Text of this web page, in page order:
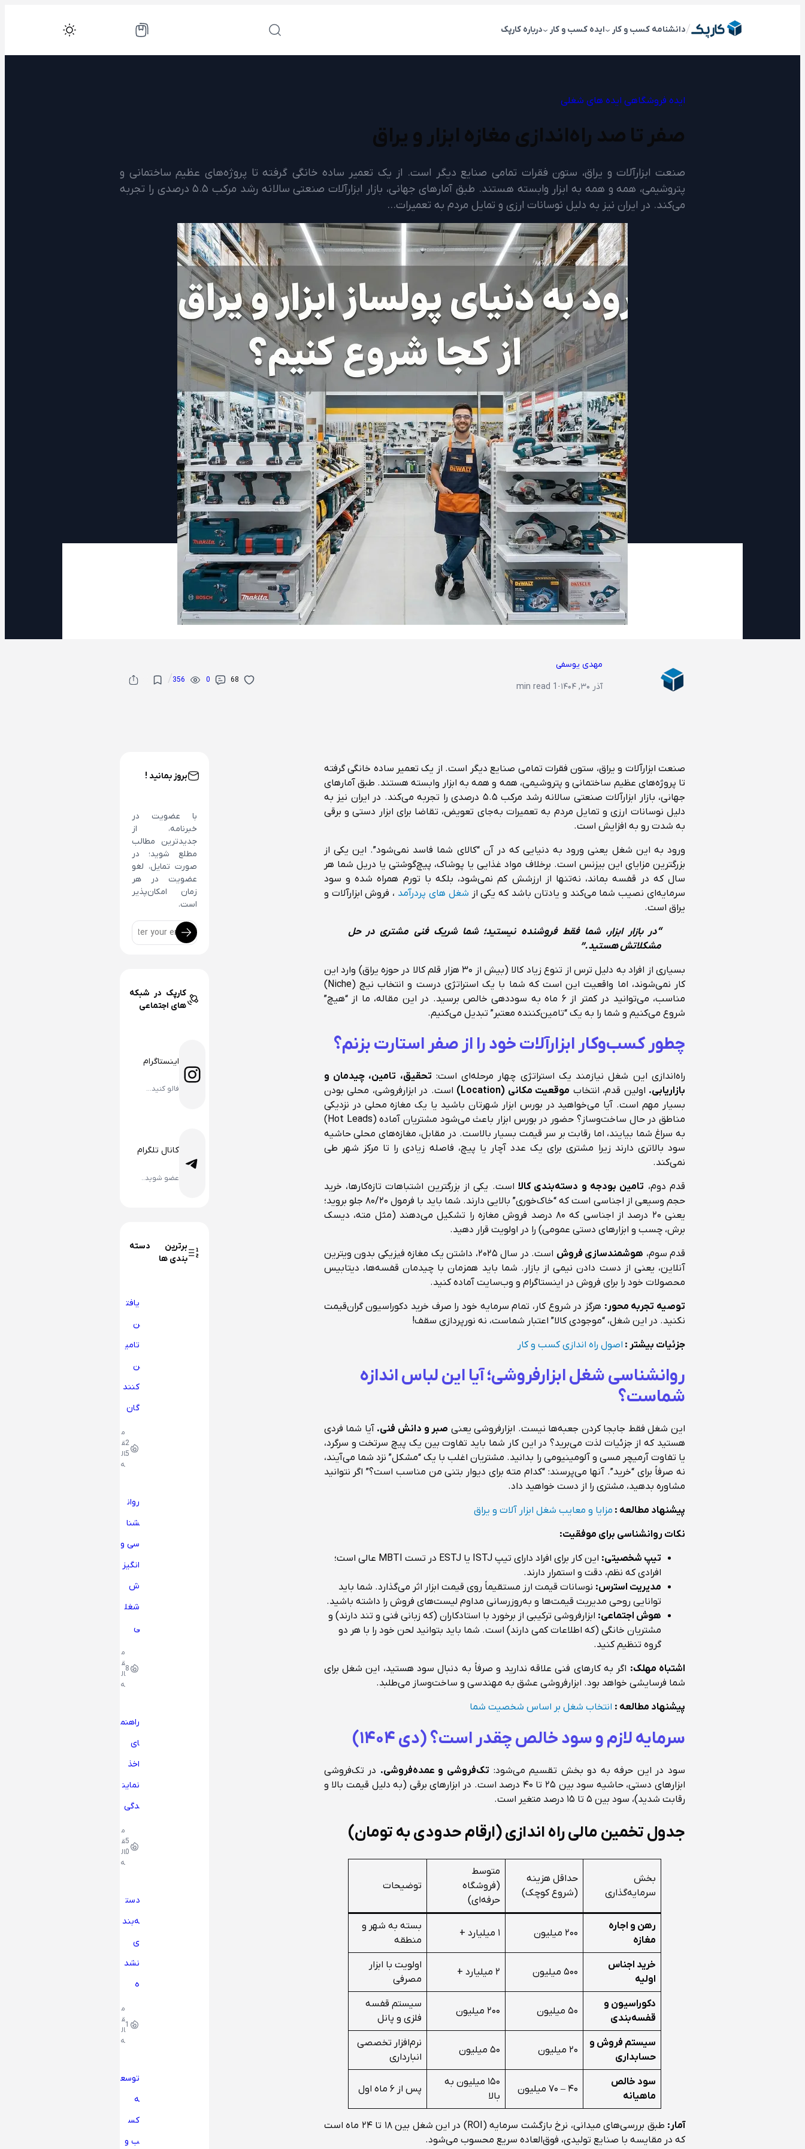
/دانشنامه کسب و کار ایده کسب و کار درباره کارپک
ایده فروشگاهی ایده های شغلی
صفر تا صد راه‌اندازی مغازه ابزار و یراق
صنعت ابزارآلات و یراق، ستون فقرات تمامی صنایع دیگر است. از یک تعمیر ساده خانگی گرفته تا پروژه‌های عظیم ساختمانی و
پتروشیمی، همه و همه به ابزار وابسته هستند. طبق آمارهای جهانی، بازار ابزارآلات صنعتی سالانه رشد مرکب ۵.۵ درصدی را تجربه
می‌کند. در ایران نیز به دلیل نوسانات ارزی و تمایل مردم به تعمیرات…
مهدی یوسفی
آذر ۳۰, ۱۴۰۴
·
1 min read
68
0
356
/
صنعت ابزارآلات و یراق، ستون فقرات تمامی صنایع دیگر است. از یک تعمیر ساده خانگی گرفته
تا پروژه‌های عظیم ساختمانی و پتروشیمی، همه و همه به ابزار وابسته هستند. طبق آمارهای
جهانی، بازار ابزارآلات صنعتی سالانه رشد مرکب ۵.۵ درصدی را تجربه می‌کند. در ایران نیز به
دلیل نوسانات ارزی و تمایل مردم به تعمیرات به‌جای تعویض، تقاضا برای ابزار دستی و برقی
به شدت رو به افزایش است.
ورود به این شغل یعنی ورود به دنیایی که در آن “کالای شما فاسد نمی‌شود”. این یکی از
بزرگترین مزایای این بیزنس است. برخلاف مواد غذایی یا پوشاک، پیچ‌گوشتی یا دریل شما هر
سال که در قفسه بماند، نه‌تنها از ارزشش کم نمی‌شود، بلکه با تورم همراه شده و سود
سرمایه‌ای نصیب شما می‌کند و یادتان باشد که یکی از شغل های پردرآمد ، فروش ابزارآلات و
یراق است.
“در بازار ابزار، شما فقط فروشنده نیستید؛ شما شریک فنی مشتری در حل
مشکلاتش هستید.”
بسیاری از افراد به دلیل ترس از تنوع زیاد کالا (بیش از ۳۰ هزار قلم کالا در حوزه یراق) وارد این
کار نمی‌شوند، اما واقعیت این است که شما با یک استراتژی درست و انتخاب نیچ (Niche)
مناسب، می‌توانید در کمتر از ۶ ماه به سوددهی خالص برسید. در این مقاله، ما از “هیچ”
شروع می‌کنیم و شما را به یک “تامین‌کننده معتبر” تبدیل می‌کنیم.
چطور کسب‌وکار ابزارآلات خود را از صفر استارت بزنم؟
راه‌اندازی این شغل نیازمند یک استراتژی چهار مرحله‌ای است: تحقیق، تامین، چیدمان و
بازاریابی. اولین قدم، انتخاب موقعیت مکانی (Location)
است. در ابزارفروشی، محلی بودن
بسیار مهم است. آیا می‌خواهید در بورس ابزار شهرتان باشید یا یک مغازه محلی در نزدیکی
مناطق در حال ساخت‌وساز؟ حضور در بورس ابزار باعث می‌شود مشتریان آماده (Hot Leads)
به سراغ شما بیایند، اما رقابت بر سر قیمت بسیار بالاست. در مقابل، مغازه‌های محلی حاشیه
سود بالاتری دارند زیرا مشتری برای یک عدد آچار یا پیچ، فاصله زیادی را تا مرکز شهر طی
نمی‌کند.
قدم دوم، تامین بودجه و دسته‌بندی کالااست. یکی از بزرگترین اشتباهات تازه‌کارها، خرید
حجم وسیعی از اجناسی است که “خاک‌خوری” بالایی دارند. شما باید با فرمول ۸۰/۲۰ جلو بروید؛
یعنی ۲۰ درصد از اجناسی که ۸۰ درصد فروش مغازه را تشکیل می‌دهند (مثل مته، دیسک
برش، چسب و ابزارهای دستی عمومی) را در اولویت قرار دهید.
قدم سوم، هوشمندسازی فروش
است. در سال ۲۰۲۵، داشتن یک مغازه فیزیکی بدون ویترین
آنلاین، یعنی از دست دادن نیمی از بازار. شما باید همزمان با چیدمان قفسه‌ها، دیتابیس
محصولات خود را برای فروش در اینستاگرام و وب‌سایت آماده کنید.
توصیه تجربه محور: هرگز در شروع کار، تمام سرمایه خود را صرف خرید دکوراسیون گران‌قیمت
نکنید. در این شغل، “موجودی کالا” اعتبار شماست، نه نورپردازی سقف!
جزئیات بیشتر : اصول راه اندازی کسب و کار
روانشناسی شغل ابزارفروشی؛ آیا این لباس اندازه
شماست؟
این شغل فقط جابجا کردن جعبه‌ها نیست. ابزارفروشی یعنی صبر و دانش فنی. آیا شما فردی
هستید که از جزئیات لذت می‌برید؟ در این کار شما باید تفاوت بین یک پیچ سرتخت و سرگرد،
یا تفاوت آرمیچر مسی و آلومینیومی را بدانید. مشتریان اغلب با یک “مشکل” نزد شما می‌آیند،
نه صرفاً برای “خرید”. آنها می‌پرسند: “کدام مته برای دیوار بتنی من مناسب است؟” اگر نتوانید
مشاوره بدهید، مشتری را از دست خواهید داد.
پیشنهاد مطالعه : مزایا و معایب شغل ابزار آلات و یراق
نکات روانشناسی برای موفقیت:
تیپ شخصیتی:
این کار برای افراد دارای تیپ ISTJ یا ESTJ در تست MBTI عالی است؛
افرادی که نظم، دقت و استمرار دارند.
مدیریت استرس: نوسانات قیمت ارز مستقیماً روی قیمت ابزار اثر می‌گذارد. شما باید
توانایی روحی مدیریت قیمت‌ها و به‌روزرسانی مداوم لیست‌های فروش را داشته باشید.
هوش اجتماعی: ابزارفروشی ترکیبی از برخورد با استادکاران (که زبانی فنی و تند دارند) و
مشتریان خانگی (که اطلاعات کمی دارند) است. شما باید بتوانید لحن خود را با هر دو
گروه تنظیم کنید.
اشتباه مهلک: اگر به کارهای فنی علاقه ندارید و صرفاً به دنبال سود هستید، این شغل برای
شما فرسایشی خواهد بود. ابزارفروشی عشق به مهندسی و ساخت‌وساز می‌طلبد.
پیشنهاد مطالعه : انتخاب شغل بر اساس شخصیت شما
سرمایه لازم و سود خالص چقدر است؟ (دی ۱۴۰۴)
سود در این حرفه به دو بخش تقسیم می‌شود: تک‌فروشی و عمده‌فروشی. در تک‌فروشی
ابزارهای دستی، حاشیه سود بین ۲۵ تا ۴۰ درصد است. در ابزارهای برقی (به دلیل قیمت بالا و
رقابت شدید)، سود بین ۵ تا ۱۵ درصد متغیر است.
جدول تخمین مالی راه اندازی (ارقام حدودی به تومان)
بخش
سرمایه‌گذاری
حداقل هزینه
(شروع کوچک)
متوسط
(فروشگاه
حرفه‌ای)
توضیحات
رهن و اجاره
مغازه
۲۰۰ میلیون ۱ میلیارد +
بسته به شهر و
منطقه
خرید اجناس
اولیه
۵۰۰ میلیون ۲ میلیارد +
اولویت با ابزار
مصرفی
دکوراسیون و
قفسه‌بندی
۵۰ میلیون ۲۰۰ میلیون
سیستم قفسه
فلزی و پانل
سیستم فروش و
حسابداری
۲۰ میلیون ۵۰ میلیون
نرم‌افزار تخصصی
انبارداری
سود خالص
ماهیانه
۴۰ – ۷۰ میلیون
۱۵۰ میلیون به
بالا
پس از ۶ ماه اول
آمار:
طبق بررسی‌های میدانی، نرخ بازگشت سرمایه (ROI) در این شغل بین ۱۸ تا ۲۴ ماه است
که در مقایسه با صنایع تولیدی، فوق‌العاده سریع محسوب می‌شود.
بروز بمانید !
با عضویت در
خبرنامه، از
جدیدترین مطالب
مطلع شوید؛ در
صورت تمایل، لغو
عضویت در هر
زمان امکان‌پذیر
است.
کارپک در شبکه
های اجتماعی
اینستاگرم اینستاگرام
فالو کنید…
تلگرام کانال تلگرام
عضو شوید..
برترین دسته
بندی ها
یافت
ن
تامی
ن
کنند
گان
2
5
م
ق
ال
ه
روان
شنا
سی و
انگیز
ش
شغل
ی
8
م
ق
ال
ه
راهنم
ای
اخذ
نماین
دگی
5
0
م
ق
ال
ه
دست
ه‌بند
ی
نشد
ه
1
م
ق
ال
ه
توسع
ه
کس
ب و